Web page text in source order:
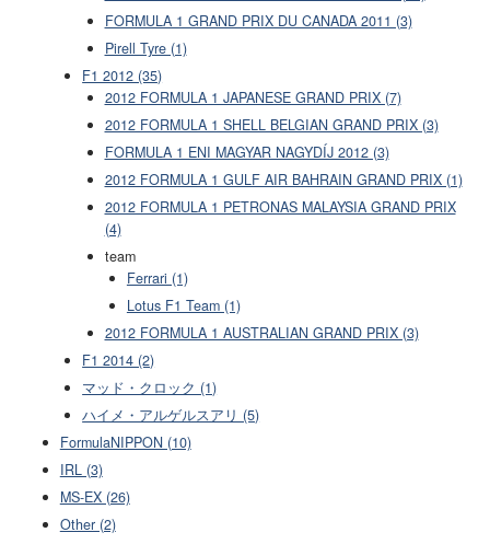
FORMULA 1 GRAND PRIX DU CANADA 2011 (3)
Pirell Tyre (1)
F1 2012 (35)
2012 FORMULA 1 JAPANESE GRAND PRIX (7)
2012 FORMULA 1 SHELL BELGIAN GRAND PRIX (3)
FORMULA 1 ENI MAGYAR NAGYDÍJ 2012 (3)
2012 FORMULA 1 GULF AIR BAHRAIN GRAND PRIX (1)
2012 FORMULA 1 PETRONAS MALAYSIA GRAND PRIX
(4)
team
Ferrari (1)
Lotus F1 Team (1)
2012 FORMULA 1 AUSTRALIAN GRAND PRIX (3)
F1 2014 (2)
マッド・クロック (1)
ハイメ・アルゲルスアリ (5)
FormulaNIPPON (10)
IRL (3)
MS-EX (26)
Other (2)